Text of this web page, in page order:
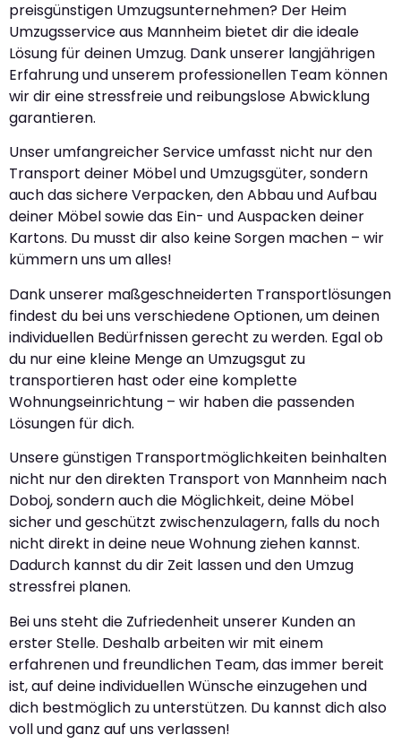
preisgünstigen Umzugsunternehmen? Der Heim
Umzugsservice aus Mannheim bietet dir die ideale
Lösung für deinen Umzug. Dank unserer langjährigen
Erfahrung und unserem professionellen Team können
wir dir eine stressfreie und reibungslose Abwicklung
garantieren.
Unser umfangreicher Service umfasst nicht nur den
Transport deiner Möbel und Umzugsgüter, sondern
auch das sichere Verpacken, den Abbau und Aufbau
deiner Möbel sowie das Ein- und Auspacken deiner
Kartons. Du musst dir also keine Sorgen machen – wir
kümmern uns um alles!
Dank unserer maßgeschneiderten Transportlösungen
findest du bei uns verschiedene Optionen, um deinen
individuellen Bedürfnissen gerecht zu werden. Egal ob
du nur eine kleine Menge an Umzugsgut zu
transportieren hast oder eine komplette
Wohnungseinrichtung – wir haben die passenden
Lösungen für dich.
Unsere günstigen Transportmöglichkeiten beinhalten
nicht nur den direkten Transport von Mannheim nach
Doboj, sondern auch die Möglichkeit, deine Möbel
sicher und geschützt zwischenzulagern, falls du noch
nicht direkt in deine neue Wohnung ziehen kannst.
Dadurch kannst du dir Zeit lassen und den Umzug
stressfrei planen.
Bei uns steht die Zufriedenheit unserer Kunden an
erster Stelle. Deshalb arbeiten wir mit einem
erfahrenen und freundlichen Team, das immer bereit
ist, auf deine individuellen Wünsche einzugehen und
dich bestmöglich zu unterstützen. Du kannst dich also
voll und ganz auf uns verlassen!